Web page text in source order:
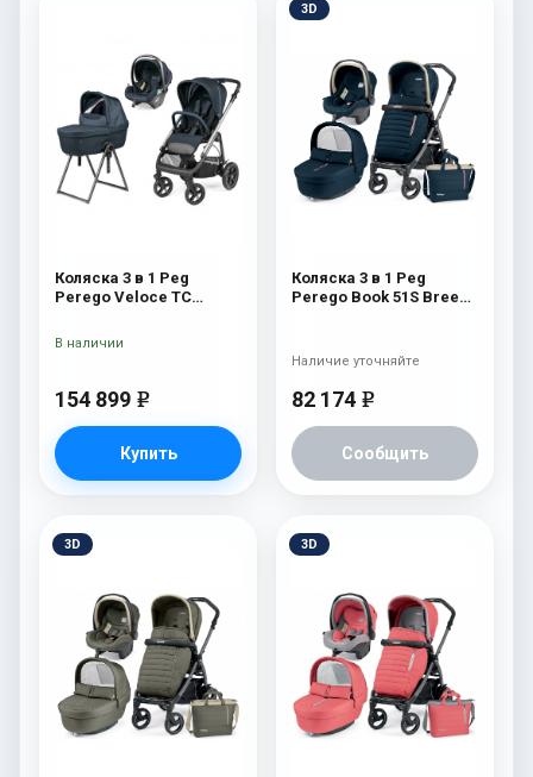
Коляска 3 в 1 Peg
Perego Veloce TC
New
154 899 e
Купить
В наличии
3D
Коляска 3 в 1 Peg
Perego Book 51S Breeze
82 174 e
Сообщить
Наличие уточняйте
3D 3D